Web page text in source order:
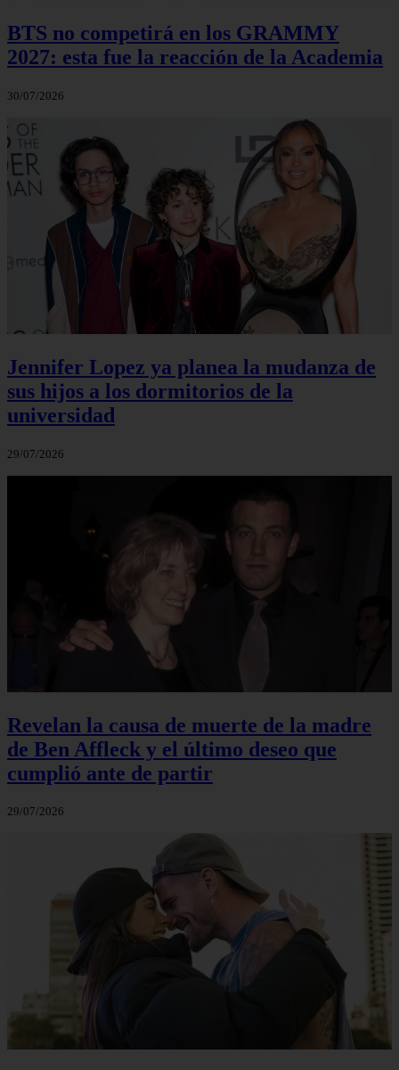
BTS no competirá en los GRAMMY
2027: esta fue la reacción de la Academia
30/07/2026
Jennifer Lopez ya planea la mudanza de
sus hijos a los dormitorios de la
universidad
29/07/2026
Revelan la causa de muerte de la madre
de Ben Affleck y el último deseo que
cumplió ante de partir
29/07/2026